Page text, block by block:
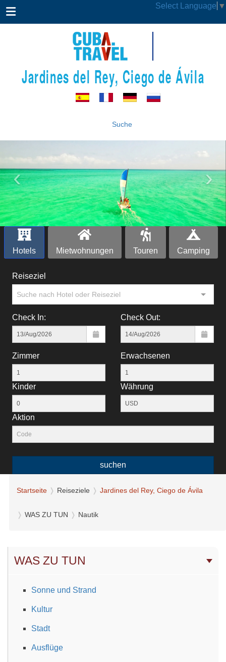
Select Language ▼
Jardines del Rey, Ciego de Ávila
Suche
‹ ›
Hotels Mietwohnungen Touren Camping
Reiseziel
Suche nach Hotel oder Reiseziel
Check In: Check Out:
Zimmer Erwachsenen
Kinder Währung
Aktion
suchen
Startseite Reiseziele Jardines del Rey, Ciego de Ávila
WAS ZU TUN Nautik
WAS ZU TUN
Sonne und Strand
Kultur
Stadt
Ausflüge